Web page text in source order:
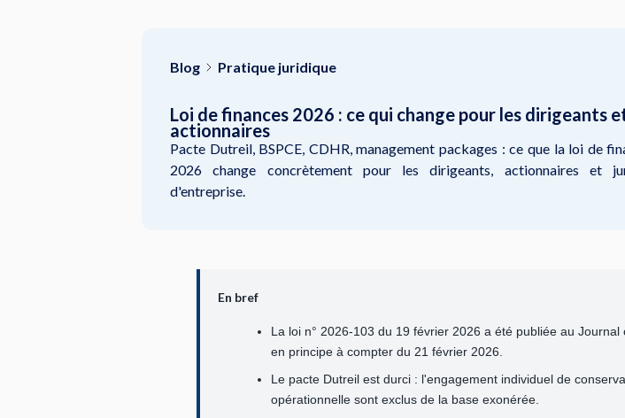
Blog Pratique juridique
Loi de finances 2026 : ce qui change pour les dirigeants
actionnaires
Pacte Dutreil, BSPCE, CDHR, management packages : ce que la loi de
2026 change concrètement pour les dirigeants, actionnaires et
d'entreprise.
En bref
La loi n° 2026-103 du 19 février 2026 a été publiée au
en principe à compter du 21 février 2026.
Le pacte Dutreil est durci : l'engagement individuel de
opérationnelle sont exclus de la base exonérée.